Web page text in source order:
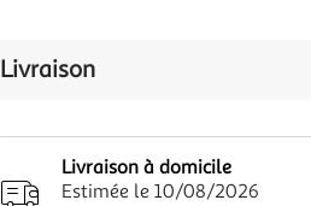
Livraison
Livraison à domicile
Estimée le 10/08/2026